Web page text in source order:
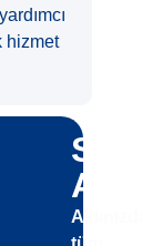
hizmet
Sizi